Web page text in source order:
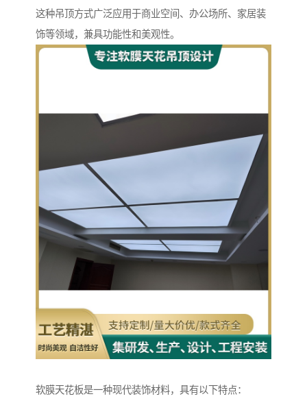
这种吊顶方式广泛应用于商业空间、办公场所、家居装
饰等领域，兼具功能性和美观性。
软膜天花板是一种现代装饰材料，具有以下特点：